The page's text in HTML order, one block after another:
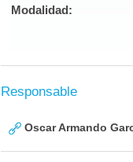
Modalidad:
Responsable
Oscar Armando